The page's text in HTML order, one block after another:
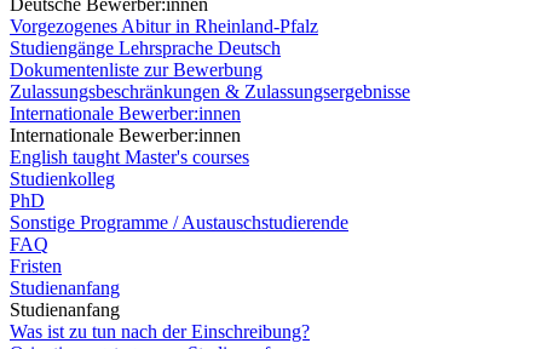
Deutsche Bewerber:innen
Vorgezogenes Abitur in Rheinland-Pfalz
Studiengänge Lehrsprache Deutsch
Dokumentenliste zur Bewerbung
Zulassungsbeschränkungen & Zulassungsergebnisse
Internationale Bewerber:innen
Internationale Bewerber:innen
English taught Master's courses
Studienkolleg
PhD
Sonstige Programme / Austauschstudierende
FAQ
Fristen
Studienanfang
Studienanfang
Was ist zu tun nach der Einschreibung?